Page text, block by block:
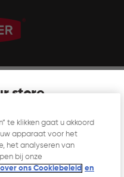
store
like to shop?
te klikken gaat u akkoord
apparaat voor het
het analyseren van
bij onze
ons Cookiebeleid en